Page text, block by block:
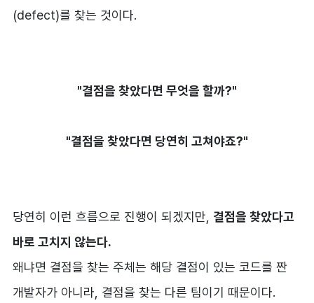
(defect)를 찾는 것이다.
"결점을 찾았다면 무엇을 할까?"
"결점을 찾았다면 당연히 고쳐야죠?"
당연히 이런 흐름으로 진행이 되겠지만, 결점을 찾았다고
바로 고치지 않는다.
왜냐면 결점을 찾는 주체는 해당 결점이 있는 코드를 짠
개발자가 아니라, 결점을 찾는 다른 팀이기 때문이다.